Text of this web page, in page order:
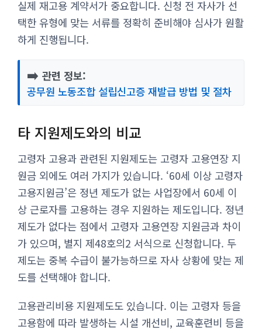
실제 재고용 계약서가 중요합니다. 신청 전 자사가 선
택한 유형에 맞는 서류를 정확히 준비해야 심사가 원활
하게 진행됩니다.
➡️ 관련 정보:
공무원 노동조합 설립신고증 재발급 방법 및 절차
타 지원제도와의 비교
고령자 고용과 관련된 지원제도는 고령자 고용연장 지
원금 외에도 여러 가지가 있습니다. ‘60세 이상 고령자
고용지원금’은 정년 제도가 없는 사업장에서 60세 이
상 근로자를 고용하는 경우 지원하는 제도입니다. 정년
제도가 없다는 점에서 고령자 고용연장 지원금과 차이
가 있으며, 별지 제48호의2 서식으로 신청합니다. 두
제도는 중복 수급이 불가능하므로 자사 상황에 맞는 제
도를 선택해야 합니다.
고용관리비용 지원제도도 있습니다. 이는 고령자 등을
고용함에 따라 발생하는 시설 개선비, 교육훈련비 등을